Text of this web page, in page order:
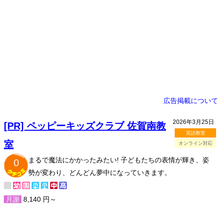
広告掲載について
2026年3月25日
英語教室
オンライン対応
[PR] ペッピーキッズクラブ 佐賀南教
室
0
まるで魔法にかかったみたい! 子どもたちの表情が輝き、姿
勢が変わり、どんどん夢中になっていきます。
月謝 8,140 円～